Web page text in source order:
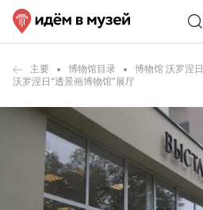
主要 博物馆目录
博物馆 沃罗涅日
沃罗涅日“透景画博物馆”展厅